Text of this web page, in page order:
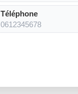
Téléphone